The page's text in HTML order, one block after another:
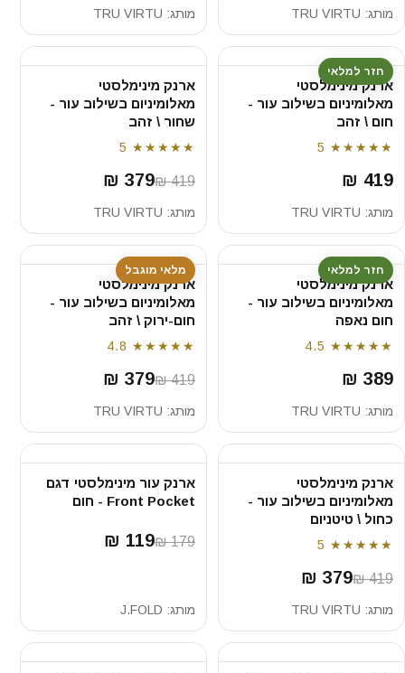
מותג: TRU VIRTU מותג: TRU VIRTU
חזר למלאי
ארנק מינימלסטי
מאלומיניום בשילוב עור -
חום \ זהב
★★★★★
5
419 ₪
מותג: TRU VIRTU
ארנק מינימלסטי
מאלומיניום בשילוב עור -
שחור \ זהב
★★★★★
5
419 ₪
379 ₪
מותג: TRU VIRTU
חזר למלאי
ארנק מינימלסטי
מאלומיניום בשילוב עור -
חום נאפה
★★★★★
4.5
389 ₪
מותג: TRU VIRTU
מלאי מוגבל
ארנק מינימלסטי
מאלומיניום בשילוב עור -
חום-ירוק \ זהב
★★★★★
4.8
419 ₪
379 ₪
מותג: TRU VIRTU
ארנק מינימלסטי
מאלומיניום בשילוב עור -
כחול \ טיטניום
★★★★★
5
419 ₪
379 ₪
מותג: TRU VIRTU
ארנק עור מינימלסטי דגם
Front Pocket - חום
179 ₪
119 ₪
מותג: J.FOLD